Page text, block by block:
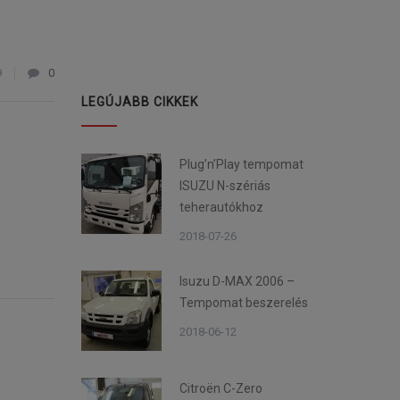
0
LEGÚJABB CIKKEK
Plug’n’Play tempomat
ISUZU N-szériás
teherautókhoz
2018-07-26
Isuzu D-MAX 2006 –
Tempomat beszerelés
2018-06-12
Citroën C-Zero